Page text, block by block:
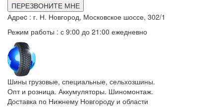
ПЕРЕЗВОНИТЕ МНЕ
Адреc : г. Н. Новгород, Московское шоссе, 302/1
Режим работы : с 9:00 до 21:00 ежедневно
Шины грузовые, специальные, сельхозшины.
Опт и розница. Аккумуляторы. Шиномонтаж.
Доставка по Нижнему Новгороду и области